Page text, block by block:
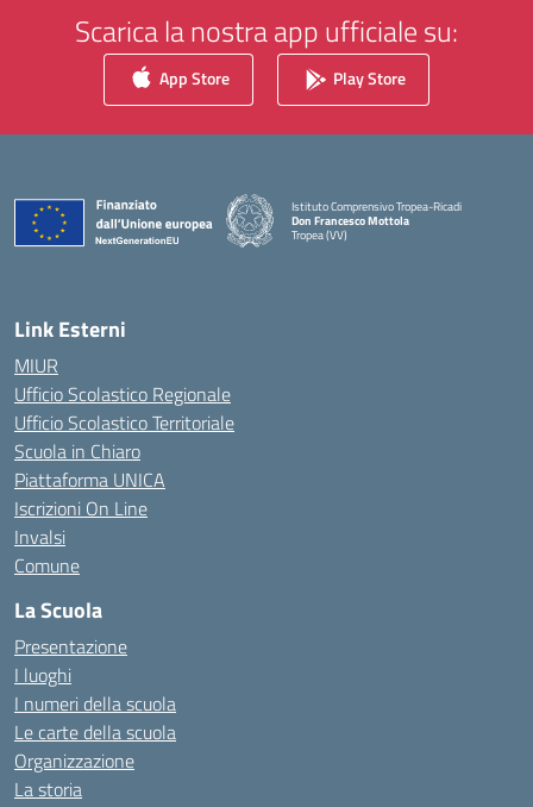
Scarica la nostra app ufficiale su:
App Store Play Store
Istituto Comprensivo Tropea-Ricadi
Don Francesco Mottola
Tropea (VV)
— Visita la pagina iniziale della scuola
Link Esterni
MIUR
Ufficio Scolastico Regionale
Ufficio Scolastico Territoriale
Scuola in Chiaro
Piattaforma UNICA
Iscrizioni On Line
Invalsi
Comune
La Scuola
Presentazione
I luoghi
I numeri della scuola
Le carte della scuola
Organizzazione
La storia